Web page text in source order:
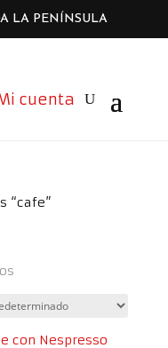
LA PENÍNSULA
cuenta
“cafe”